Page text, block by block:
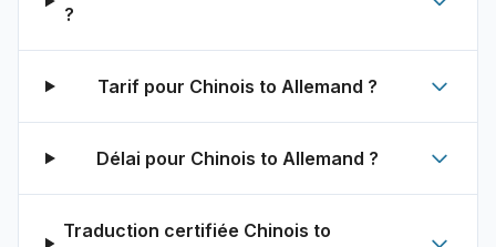
?
Tarif pour Chinois to Allemand ?
Délai pour Chinois to Allemand ?
Traduction certifiée Chinois to